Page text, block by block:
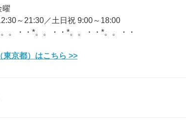
曜
～21:30／土日祝 9:00～18:00
。・・*。。・・*。。・・*。。・・
東京都）はこちら >>